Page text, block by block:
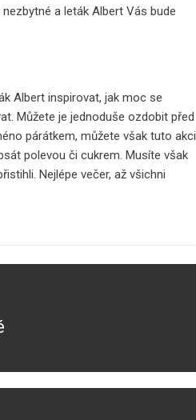
nezbytné aleták Albert Vás bude
Albert inspirovat, jak moc se
Můžete je jednoduše ozdobit před
párátkem, můžete však tuto akci
polevou či cukrem. Musíte však
Nejlépe večer, až všichni